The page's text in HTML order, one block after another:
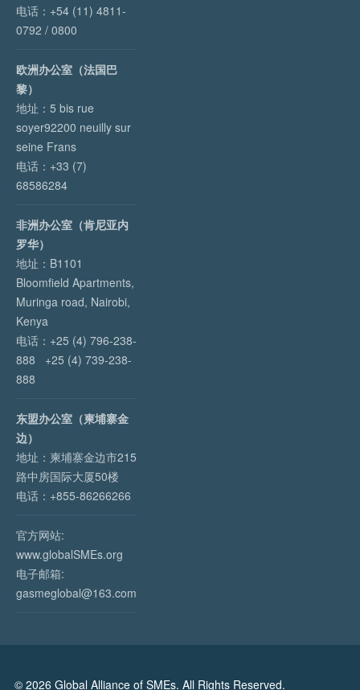
电话：+54 (11) 4811-
0792 / 0800
欧洲办公室（法国巴
黎）
地址：5 bis rue
soyer92200 neuilly sur
seine Frans
电话：+33 (7)
68586284
非洲办公室（肯尼亚内
罗华）
地址：B1101
Bloomfield Apartments,
Muringa road, Nairobi,
Kenya
电话：+25 (4) 796-238-
888 +25 (4) 739-238-
888
东盟办公室（柬埔寨金
边）
地址：柬埔寨金边市215
路中房国际大厦50楼
电话：+855-86266266
官方网站:
www.globalSMEs.org
电子邮箱:
gasmeglobal@163.com
© 2026 Global Alliance of SMEs. All Rights Reserved.